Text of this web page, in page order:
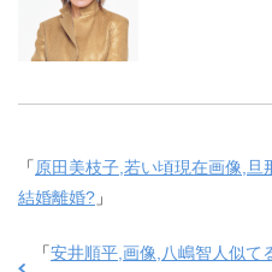
「原田美枝子,若い頃現在画像,
結婚離婚? 」
「安井順平,画像,八嶋智人似て